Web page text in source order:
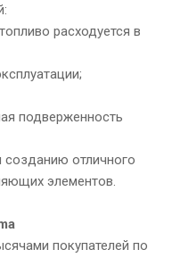
расходуется в
подверженность
отличного
элементов.
покупателей по